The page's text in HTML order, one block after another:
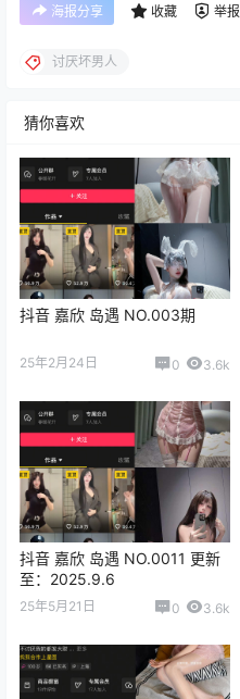
海报分享 收藏 举报
讨厌坏男人
猜你喜欢
抖音 嘉欣 岛遇 NO.003期
25年2月24日 0 3.6k
抖音 嘉欣 岛遇 NO.0011 更新
至：2025.9.6
25年5月21日 0 3.6k